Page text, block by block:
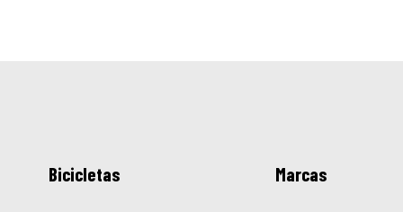
Bicicletas Marcas